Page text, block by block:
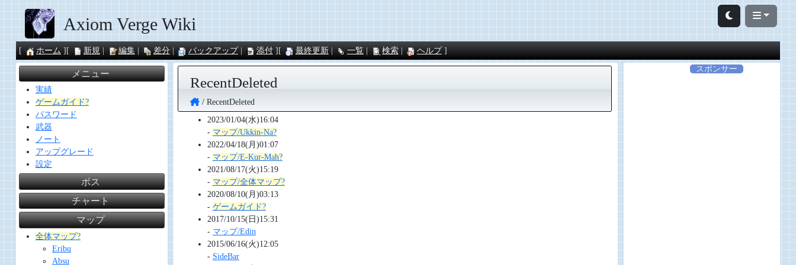
Axiom Verge Wiki
ホーム 新規 編集 差分 バックアップ 添付 最終更新 一覧 検索 ヘルプ
RecentDeleted
RecentDeleted
2023/01/04(水)16:04
- マップ/Ukkin-Na?
2022/04/18(月)01:07
- マップ/E-Kur-Mah?
2021/08/17(火)15:19
- マップ/全体マップ?
2020/08/10(月)03:13
- ゲームガイド?
2017/10/15(日)15:31
- マップ/Edin
2015/06/16(火)12:05
- SideBar
メニュー
実績
ゲームガイド?
パスワード
武器
ノート
アップグレード
設定
ボス
チャート
マップ
全体マップ?
Eribu
Absu
スポンサー